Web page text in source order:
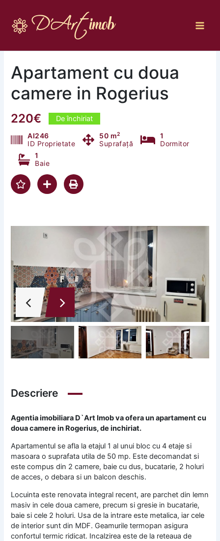
content
Apartament cu doua
camere in Rogerius
220€ De închiriat
AI246
ID Proprietate
50 m2
Suprafață
1
Dormitor
1
Baie
Descriere
Agentia imobiliara D`Art Imob va ofera un apartament cu
doua camere in Rogerius, de inchiriat.
Apartamentul se afla la etajul 1 al unui bloc cu 4 etaje si
masoara o suprafata utila de 50 mp. Este decomandat si
este compus din 2 camere, baie cu dus, bucatarie, 2 holuri
de acces, o debara si un balcon deschis.
Locuinta este renovata integral recent, are parchet din lemn
masiv in cele doua camere, precum si gresie in bucatarie,
baie si cele 2 holuri. Usa de la intrare este metalica, iar cele
de interior sunt din MDF. Geamurile termopan asigura
confortul termic ridicat. Incalzirea este de la reteaua de